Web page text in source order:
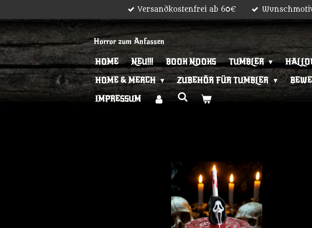
springen
Versandkostenfrei ab 60€
Horror zum Anfassen
HOME NEU!!! BOOK NOOKS TUMBLER
HOME & MERCH
ZUBEHÖR FÜR TUMBLER
IMPRESSUM